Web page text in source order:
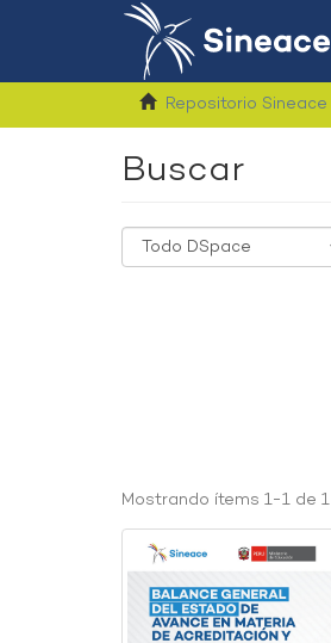
Repositorio Sineace
Buscar
Mostrando ítems 1-1 de 1